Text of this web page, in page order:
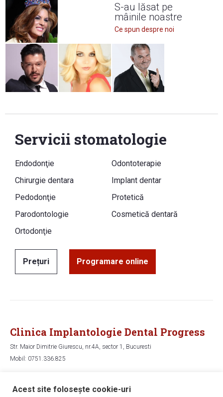
S-au lăsat pe
mâinile noastre
Ce spun despre noi
Servicii stomatologie
Endodonţie
Odontoterapie
Chirurgie dentara
Implant dentar
Pedodonţie
Protetică
Parodontologie
Cosmetică dentară
Ortodonţie
Prețuri Programare online
Acest site folosește cookie-uri
Clinica Implantologie Dental Progress
Str. Maior Dimitrie Giurescu, nr.4A, sector 1, Bucuresti
Mobil: 0751.336.825